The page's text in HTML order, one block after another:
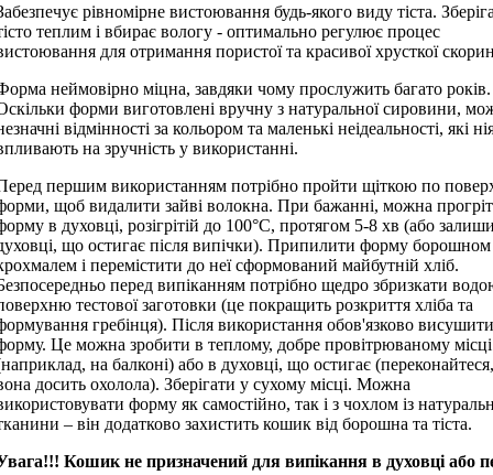
рівномірне вистоювання будь-якого виду тіста.
теплим і вбирає вологу - оптимально регулює процес
для отримання пористої та красивої хрусткої
неймовірно міцна, завдяки чому прослужить багато років.
форми виготовлені вручну з натуральної сировини,
відмінності за кольором та маленькі неідеальності, які
на зручність у використанні.
першим використанням потрібно пройти щіткою по
щоб видалити зайві волокна. При бажанні, можна
в духовці, розігрітій до 100°С, протягом 5-8 хв (або
що остигає після випічки). Припилити форму борошном
і перемістити до неї сформований майбутній хліб.
перед випіканням потрібно щедро збризкати
тестової заготовки (це покращить розкриття хліба та
гребінця). Після використання обов'язково висушити
Це можна зробити в теплому, добре провітрюваному місці
на балконі) або в духовці, що остигає
досить охолола). Зберігати у сухому місці. Можна
форму як самостійно, так і з чохлом із
– він додатково захистить кошик від борошна та тіста.
Кошик не призначений для випікання в духовці або